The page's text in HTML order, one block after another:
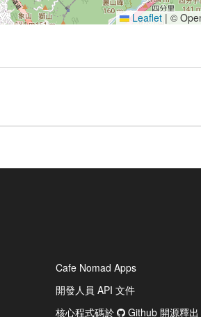
Leaflet | ©
Cafe Nomad Apps
開發人員 API 文件
核心程式碼於
Github 開源釋出